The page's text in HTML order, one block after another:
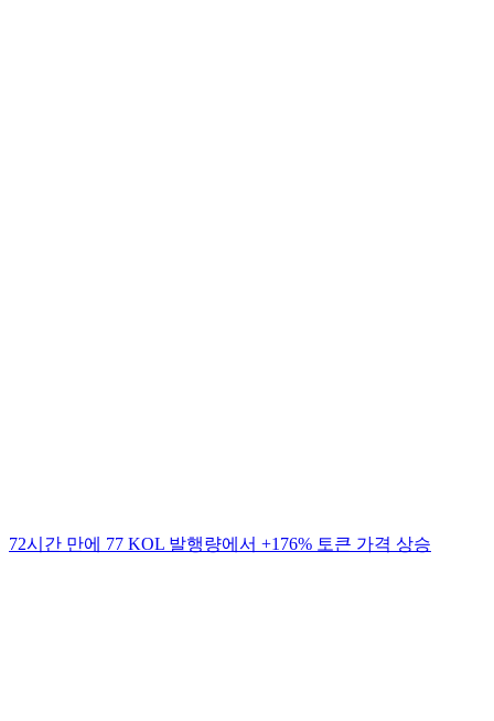
72시간 만에 77 KOL 발행량에서 +176% 토큰 가격 상승